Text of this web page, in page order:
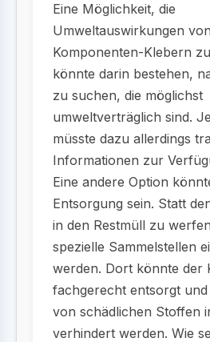
Eine Möglichkeit, die
Umweltauswirkungen
Komponenten-Klebern
könnte darin bestehen,
zu suchen, die möglichst
umweltverträglich sind.
müsste dazu allerdings
Informationen zur
Eine andere Option
Entsorgung sein. Statt
in den Restmüll zu
spezielle Sammelstellen
werden. Dort könnte der
fachgerecht entsorgt
von schädlichen Stoffen
verhindert werden. Wie